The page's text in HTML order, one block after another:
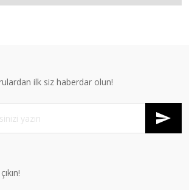
ilk siz haberdar olun!